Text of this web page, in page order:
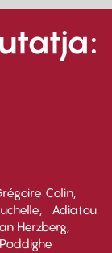
Colin
Adiatou
Herzberg